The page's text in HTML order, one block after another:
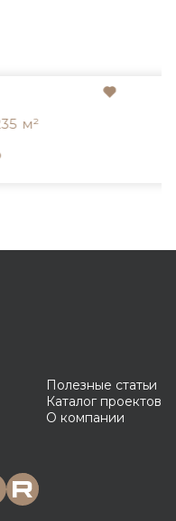
Полезные статьи
Каталог проектов
О компании